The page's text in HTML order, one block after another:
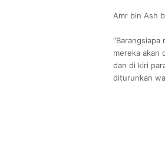
Amr bin Ash
“Barangsiapa
mereka akan
dan di kiri
diturunkan